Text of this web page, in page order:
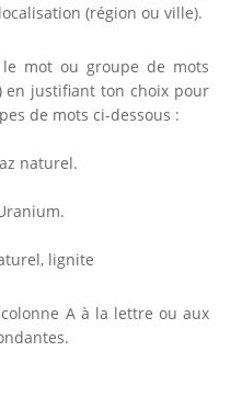
(région ou ville).
mot ou groupe de mots
en justifiant ton choix pour
de mots ci-dessous :
naturel.
lignite
A à la lettre ou aux